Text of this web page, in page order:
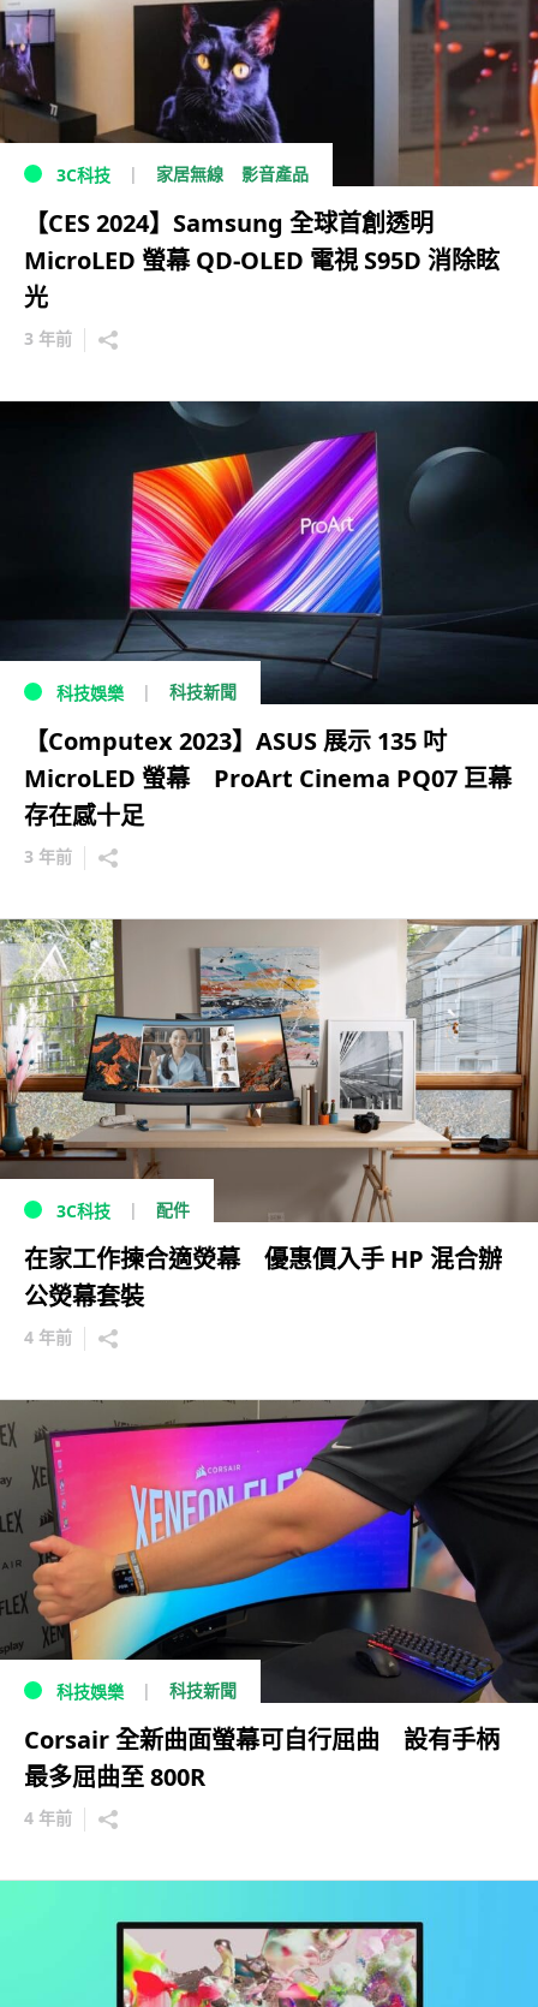
3C科技 家居無線 影音產品
【CES 2024】Samsung 全球首創透明
MicroLED 螢幕 QD-OLED 電視 S95D 消除眩
光
3 年前
科技娛樂 科技新聞
【Computex 2023】ASUS 展示 135 吋
MicroLED 螢幕 ProArt Cinema PQ07 巨幕
存在感十足
3 年前
3C科技 配件
在家工作揀合適熒幕 優惠價入手 HP 混合辦
公熒幕套裝
4 年前
科技娛樂 科技新聞
Corsair 全新曲面螢幕可自行屈曲 設有手柄
最多屈曲至 800R
4 年前